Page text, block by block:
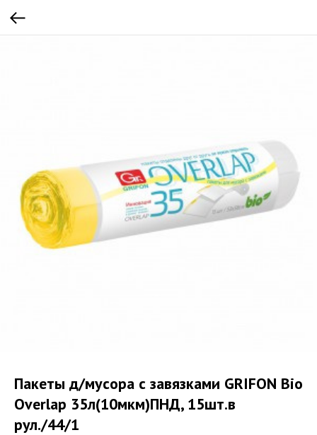
Пакеты д/мусора с завязками GRIFON Bio
Overlap 35л(10мкм)ПНД, 15шт.в
рул./44/1